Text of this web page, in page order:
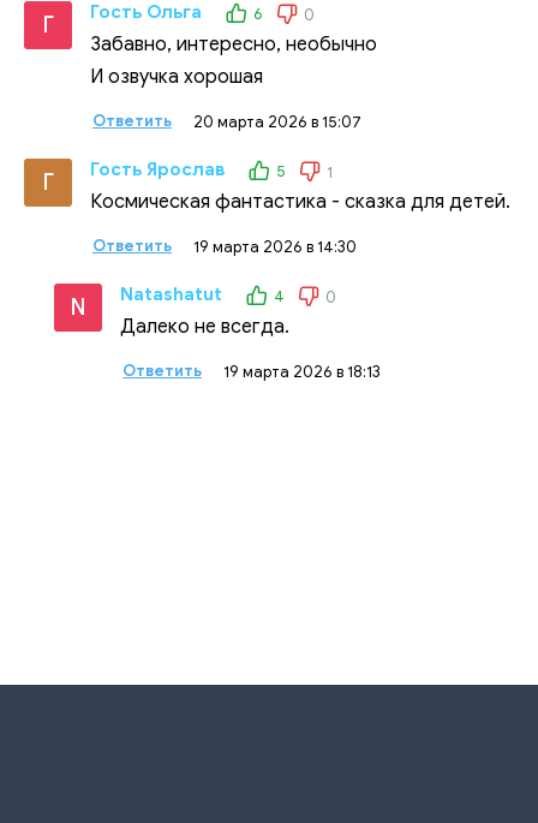
Г Гость Ольга 6 0
Забавно, интересно, необычно
И озвучка хорошая
Ответить 20 марта 2026 в 15:07
Г Гость Ярослав 5 1
Космическая фантастика - сказка для детей.
Ответить 19 марта 2026 в 14:30
N Natashatut 4 0
Далеко не всегда.
Ответить 19 марта 2026 в 18:13